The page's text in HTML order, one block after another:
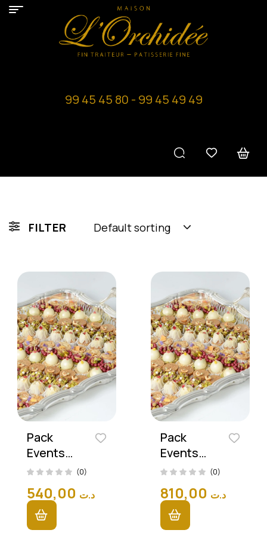
99 45 45 80 - 99 45 49 49
FILTER Default sorting
Pack
Events
Elegance
Pièces)
(0)
د.ت
Pack
Events
Elegance
Pièces)
(0)
د.ت